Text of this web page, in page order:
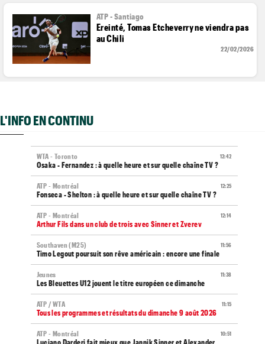
ATP - Santiago
Ereinté, Tomas Etcheverry ne viendra pas
au Chili
22/02/2026
L'INFO EN CONTINU
12:42
WTA - Toronto
Osaka - Fernandez : à quelle heure et sur quelle chaîne TV ?
12:25
ATP - Montréal
Fonseca - Shelton : à quelle heure et sur quelle chaîne TV ?
12:14
ATP - Montréal
Arthur Fils dans un club de trois avec Sinner et Zverev
11:56
Southaven (M25)
Timo Legout poursuit son rêve américain : encore une finale
11:38
Jeunes
Les Bleuettes U12 jouent le titre européen ce dimanche
11:15
ATP / WTA
Tous les programmes et résultats du dimanche 9 août 2026
10:51
ATP - Montréal